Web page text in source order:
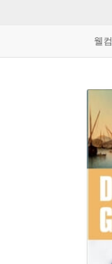
웰컴